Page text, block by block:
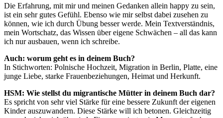
Die Erfahrung, mit mir und meinen Gedanken allein happy zu sein,
ist ein sehr gutes Gefühl. Ebenso wie mir selbst dabei zusehen zu
können, wie ich durch Übung besser werde. Mein Textverständnis,
mein Wortschatz, das Wissen über eigene Schwächen – all das kann
ich nur ausbauen, wenn ich schreibe.
Auch: worum geht es in deinem Buch?
In Stichworten: Polnische Hochzeit, Migration in Berlin, Platte, eine
junge Liebe, starke Frauenbeziehungen, Heimat und Herkunft.
HSM: Wie stellst du migrantische Mütter in deinem Buch dar?
Es spricht von sehr viel Stärke für eine bessere Zukunft der eigenen
Kinder auszuwandern. Diese Stärke will ich betonen. Gleichzeitig